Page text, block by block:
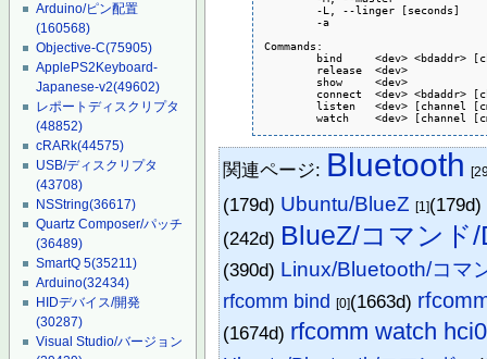
Arduino/ピン配置
(160568)
Objective-C(75905)
ApplePS2Keyboard-
Japanese-v2(49602)
レポートディスクリプタ
(48852)
cRARk(44575)
USB/ディスクリプタ
(43708)
NSString(36617)
Quartz Composer/パッチ
(36489)
SmartQ 5(35211)
Arduino(32434)
HIDデバイス/開発
(30287)
Visual Studio/バージョン
Commands:
	listen   <dev> [channel [cmd]]   	Listen
関連ページ: Bluetooth
(179d) Ubuntu/BlueZ [1](179d)
(242d) BlueZ/コマンド
(390d) Linux/Bluetooth/コマ
rfcomm bind [0](1663d)
(1674d) rfcomm watch hci0